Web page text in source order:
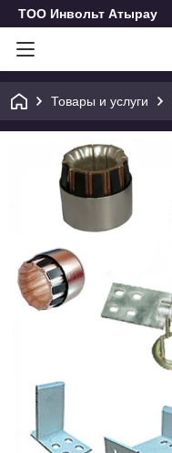
ТОО Инвольт Атырау
Товары и услуги